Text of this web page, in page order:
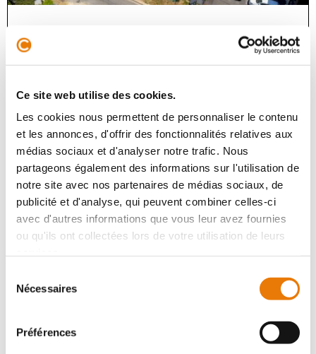
Ce site web utilise des cookies.
Les cookies nous permettent de personnaliser le contenu
et les annonces, d'offrir des fonctionnalités relatives aux
médias sociaux et d'analyser notre trafic. Nous
partageons également des informations sur l'utilisation de
notre site avec nos partenaires de médias sociaux, de
publicité et d'analyse, qui peuvent combiner celles-ci
avec d'autres informations que vous leur avez fournies
ou qu'ils ont collectées lors de votre utilisation de leurs
Nécessaires
Préférences
troisième étage d'un immeuble tertiaire moderne et de
Location - 30 m²
ARTIGUES-PRÈS-BORDEAUX HT/Mois